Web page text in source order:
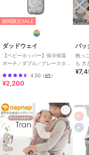
さい。隙間に指が入って
製品をご使用にならない
をはめ込んで保管してくだ
※お子さまが予期せぬ動き
使用者がバランスを崩す恐
姿勢を調整できるよう常
※カメラやモニターの性質
がございますのでご理解願
ブランド バッ
ショップ バッ
商品カテゴリ ベビ
ひ
期間限定SALE
ダッドウェイ
【ベビーホッパー】保冷保温
ポーチ／ダブル／グレースタ
4.50 （4件）
¥2,200
バッ
抱っ
も 大
折り